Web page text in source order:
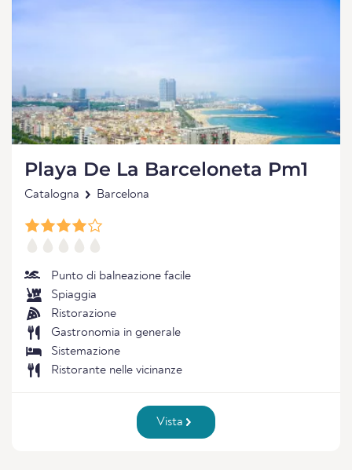
Playa De La Barceloneta Pm1
Catalogna Barcelona
Punto di balneazione facile
Spiaggia
Ristorazione
Gastronomia in generale
Sistemazione
Ristorante nelle vicinanze
Vista